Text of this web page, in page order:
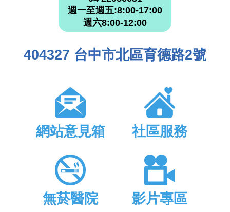
週一至週五:8:00-17:00
週六8:00-12:00
404327 台中市北區育德路2號
網站意見箱 社區服務
無菸醫院 影片專區